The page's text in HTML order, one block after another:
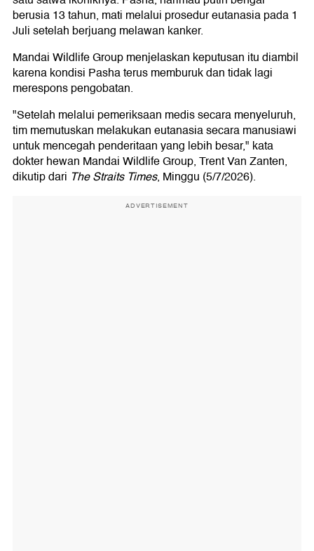
berusia 13 tahun, mati melalui prosedur eutanasia pada 1
Juli setelah berjuang melawan kanker.
Mandai Wildlife Group menjelaskan keputusan itu diambil
karena kondisi Pasha terus memburuk dan tidak lagi
merespons pengobatan.
"Setelah melalui pemeriksaan medis secara menyeluruh,
tim memutuskan melakukan eutanasia secara manusiawi
untuk mencegah penderitaan yang lebih besar," kata
dokter hewan Mandai Wildlife Group, Trent Van Zanten,
dikutip dari The Straits Times, Minggu (5/7/2026).
ADVERTISEMENT